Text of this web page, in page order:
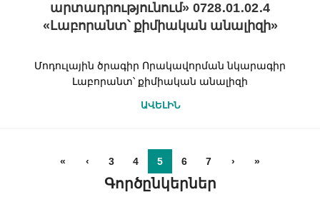
արտադրությունում» 0728․01․02․4
«Լաբորանտ՝ քիմիական անալիզի»
Մոդուլային ծրագիր Որակավորման նկարագիր
Լաբորանտ՝ քիմիական անալիզի
ԱՎԵԼԻՆ
« ‹ 3 4 5 6 7 › »
Գործընկերներ